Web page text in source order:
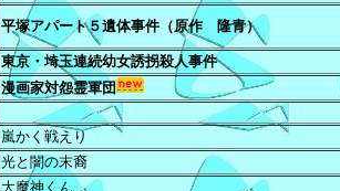
平塚アパート５遺体事件（原作 隆青）
東京・埼玉連続幼女誘拐殺人事件
漫画家対怨霊軍団
嵐かく戦えり
光と闇の末裔
大魔神くん